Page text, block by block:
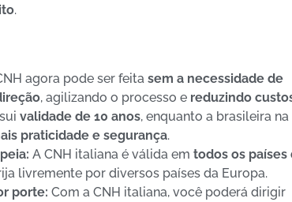
.
agora pode ser feita sem a necessidade de
, agilizando o processo e reduzindo
validade de 10 anos, enquanto a brasileira
praticidade e segurança.
A CNH italiana é válida em todos os países
livremente por diversos países da Europa.
porte: Com a CNH italiana, você poderá dirigir